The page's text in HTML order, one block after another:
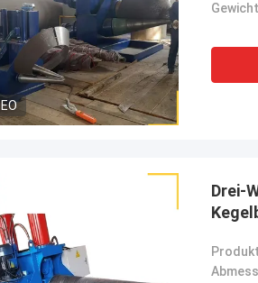
Drei-